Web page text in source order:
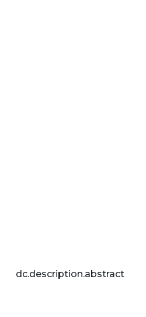
dc.description.abstract